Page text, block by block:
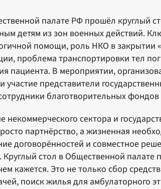
палате РФ прошёл круглый
детям из зон военных действий.
помощи, роль НКО в закрытии
проблема транспортировки тел
пациента. В мероприятии,
представители
благотворительных
некоммерческого сектора и
партнёрство, а жизненная
договорённостей и совместное
стол в Общественной палате
кажется. Это не только сбор
поиск жилья для амбулаторного